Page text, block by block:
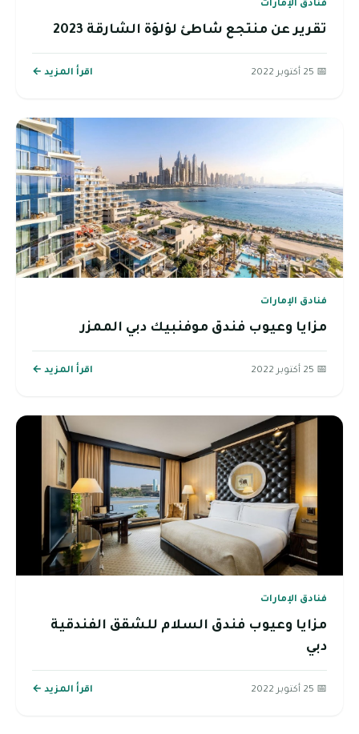
فنادق الإمارات
تقرير عن منتجع شاطئ لؤلؤة الشارقة 2023
📅 25 أكتوبر 2022 اقرأ المزيد ←
فنادق الإمارات
مزايا وعيوب فندق موفنبيك دبي الممزر
📅 25 أكتوبر 2022 اقرأ المزيد ←
فنادق الإمارات
مزايا وعيوب فندق السلام للشقق الفندقية
دبي
📅 25 أكتوبر 2022 اقرأ المزيد ←